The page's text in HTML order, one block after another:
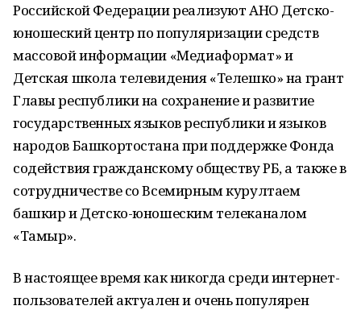
Российской Федерации реализуют АНО Детско-
юношеский центр по популяризации средств
массовой информации «Медиаформат» и
Детская школа телевидения «Телешко» на грант
Главы республики на сохранение и развитие
государственных языков республики и языков
народов Башкортостана при поддержке Фонда
содействия гражданскому обществу РБ, а также в
сотрудничестве со Всемирным курултаем
башкир и Детско-юношеским телеканалом
«Тамыр».
В настоящее время как никогда среди интернет-
пользователей актуален и очень популярен